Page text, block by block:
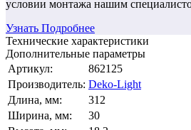
условии монтажа нашим
Узнать Подробнее
Технические характеристики
Дополнительные параметры
Артикул:
862125
Производитель: Deko-Light
Длина, мм:
312
Ширина, мм:
30